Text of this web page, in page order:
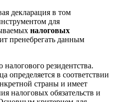
декларация в том
для
налоговых
пренебрегать данным
резидентства.
определяется в соответствии
страны и имеет
налоговых обязательств и